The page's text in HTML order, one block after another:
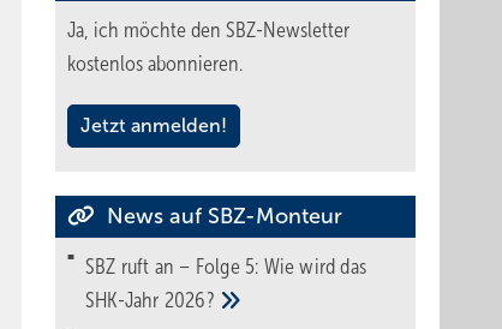
Ja, ich möchte den SBZ-Newsletter
kostenlos abonnieren.
Jetzt anmelden!
News auf SBZ-Monteur
SBZ ruft an – Folge 5: Wie wird das
SHK-Jahr 2026?